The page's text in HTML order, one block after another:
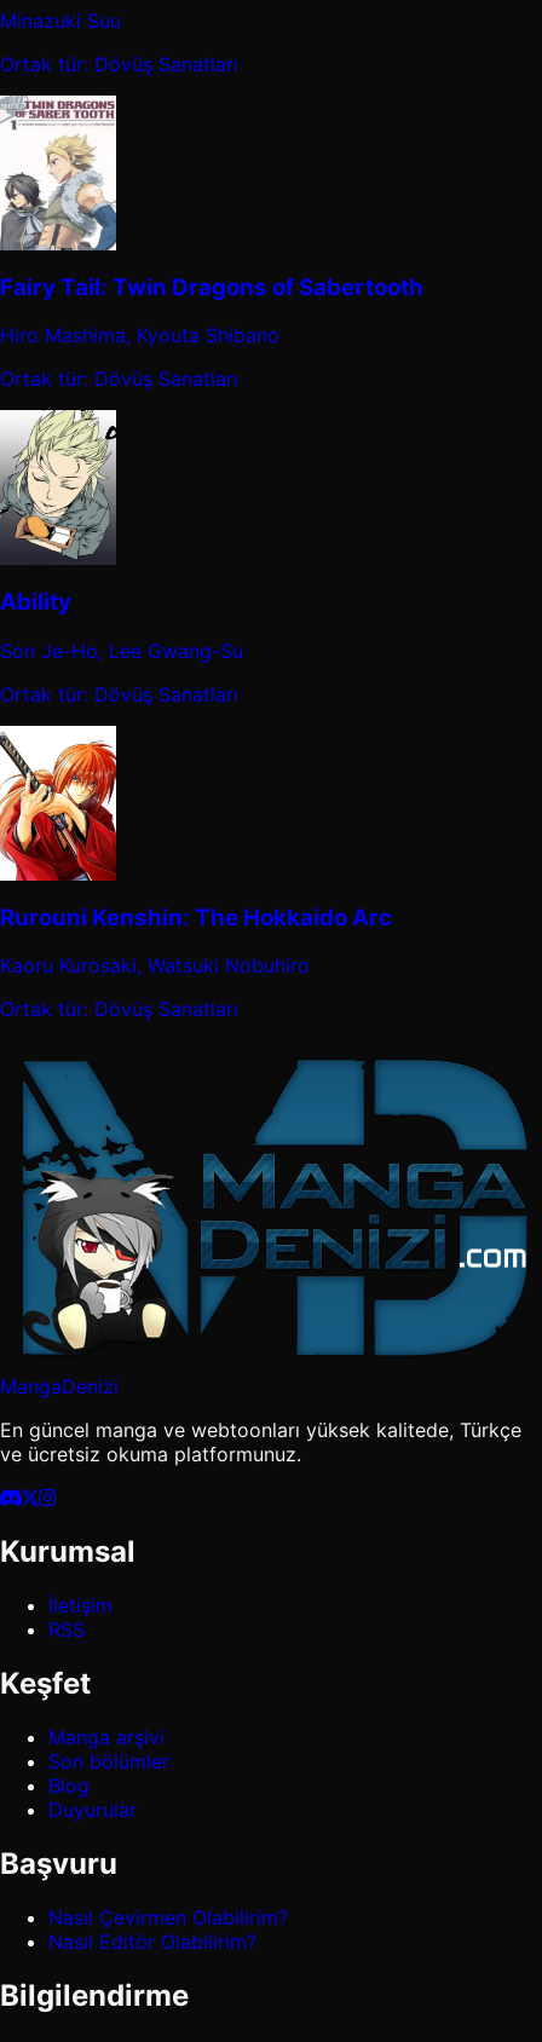
Minazuki Suu
Ortak tür: Dövüş Sanatları
Fairy Tail: Twin Dragons of Sabertooth
Hiro Mashima, Kyouta Shibano
Ortak tür: Dövüş Sanatları
Ability
Son Je-Ho, Lee Gwang-Su
Ortak tür: Dövüş Sanatları
Rurouni Kenshin: The Hokkaido Arc
Kaoru Kurosaki, Watsuki Nobuhiro
Ortak tür: Dövüş Sanatları
MangaDenizi
En güncel manga ve webtoonları yüksek kalitede, Türkçe
ve ücretsiz okuma platformunuz.
Kurumsal
İletişim
RSS
Keşfet
Manga arşivi
Son bölümler
Blog
Duyurular
Başvuru
Nasıl Çevirmen Olabilirim?
Nasıl Editör Olabilirim?
Bilgilendirme